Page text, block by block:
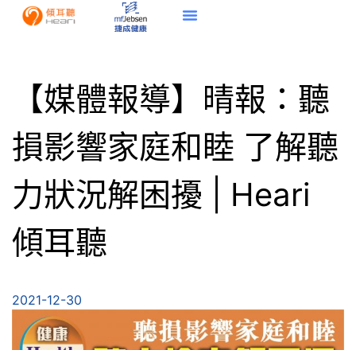
【媒體報導】晴報：聽
損影響家庭和睦 了解聽
力狀況解困擾 | Heari
傾耳聽
2021-12-30